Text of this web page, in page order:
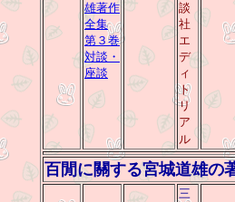
雄著作
全集
第３巻
対談・
座談
談
社
エ
デ
ィ
ト
リ
ア
ル
百閒に關する宮城道雄の
三